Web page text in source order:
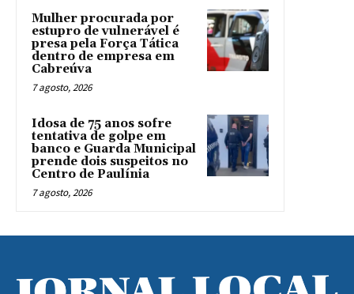
Mulher procurada por
estupro de vulnerável é
presa pela Força Tática
dentro de empresa em
Cabreúva
7 agosto, 2026
Idosa de 75 anos sofre
tentativa de golpe em
banco e Guarda Municipal
prende dois suspeitos no
Centro de Paulínia
7 agosto, 2026